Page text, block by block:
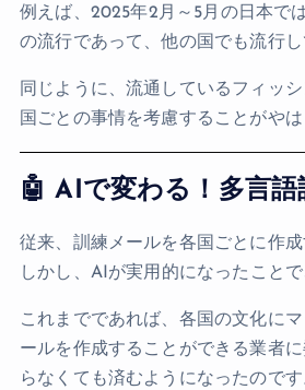
例えば、2025年2月～5月の日本で
の流行であって、他の国でも流行
同じように、流通しているフィッ
国ごとの事情を考慮することがやは
🤖 AIで変わる！多言
従来、訓練メールを各国ごとに作
しかし、AIが実用的になったこと
これまでであれば、各国の文化に
ールを作成することができる業者
らなくても済むようになったのです